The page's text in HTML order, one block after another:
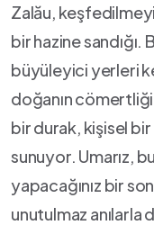
Zalău,
bir hazine sandığı.
büyüleyici yerleri
‌doğanın
bir ⁤durak, kişisel
sunuyor. ‍Umarız,
yapacağınız bir
unutulmaz